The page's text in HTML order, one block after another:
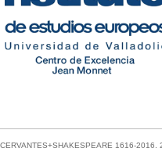
CERVANTES+SHAKESPEARE 1616-2016,